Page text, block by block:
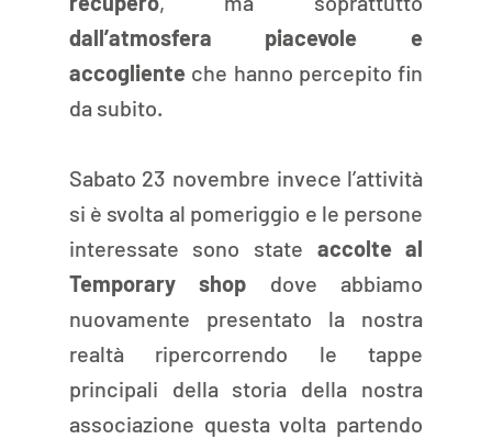
dall’atmosfera piacevole e
accogliente che hanno percepito fin
da subito.
Sabato 23 novembre invece l’attività
si è svolta al pomeriggio e le persone
interessate sono state accolte al
Temporary shop dove abbiamo
nuovamente presentato la nostra
realtà ripercorrendo le tappe
principali della storia della nostra
associazione questa volta partendo